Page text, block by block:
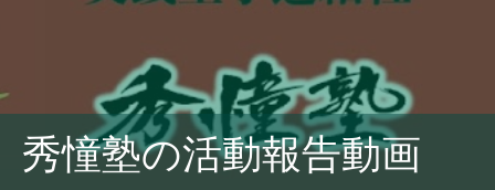
秀憧塾の活動報告動画